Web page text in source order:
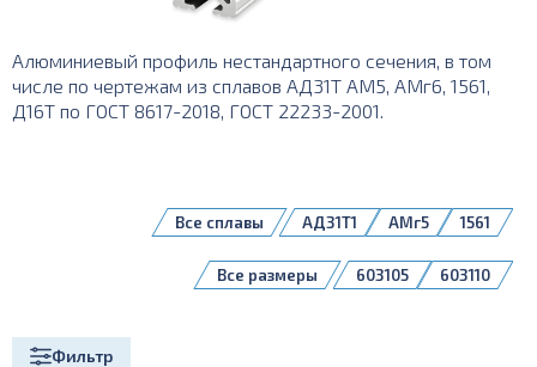
Алюминиевый профиль нестандартного сечения, в том
числе по чертежам из сплавов АД31Т АМ5, АМг6, 1561,
Д16Т по ГОСТ 8617-2018, ГОСТ 22233-2001.
АД31Т1 АМг5 1561
Все сплавы
603105 603110
Все размеры
Фильтр